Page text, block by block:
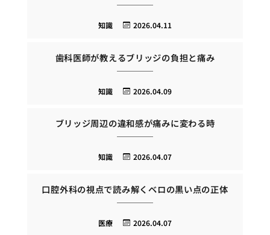
2026.04.11
知識
歯科医師が教えるブリッジの負担と痛み
2026.04.09
知識
ブリッジ周辺の違和感が痛みに変わる時
2026.04.07
知識
口腔外科の視点で読み解くベロの黒い点の正体
2026.04.07
医療